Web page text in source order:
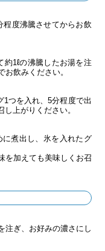
程度沸騰させてからお飲
1ℓの沸騰したお湯を注
お飲みください。
1つを入れ、5分程度で出
上がりください。
煮出し、氷を入れたグ
を加えても美味しくお召
注ぎ、お好みの濃さにし